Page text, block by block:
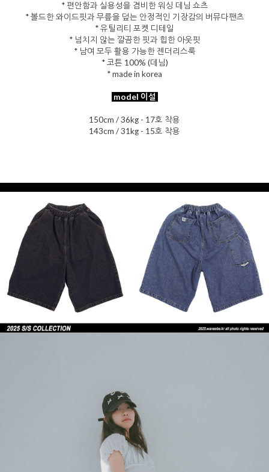
* 편안함과 실용성을 겸비한 워싱 데님 쇼츠
* 볼드한 와이드핏과 무릎을 덮는 안정적인 기장감의 버뮤다팬츠
* 유틸리티 포켓 디테일
* 넘치지 않는 깔끔한 핏과 힙한 아웃핏
* 남여 모두 활용 가능한 젠더리스룩
* 코튼 100% (데님)
* made in korea
model 이설
150cm / 36kg - 17호 착용
143cm / 31kg - 15호 착용